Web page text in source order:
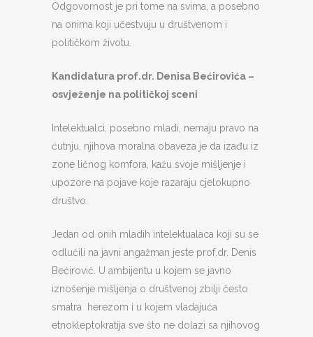
Odgovornost je pri tome na svima, a posebno
na onima koji učestvuju u društvenom i
političkom životu.
Kandidatura prof.dr. Denisa Bećirovića –
osvježenje na političkoj sceni
Intelektualci, posebno mladi, nemaju pravo na
ćutnju, njihova moralna obaveza je da izađu iz
zone ličnog komfora, kažu svoje mišljenje i
upozore na pojave koje razaraju cjelokupno
društvo.
Jedan od onih mladih intelektualaca koji su se
odlučili na javni angažman jeste prof.dr. Denis
Bećirović. U ambijentu u kojem se javno
iznošenje mišljenja o društvenoj zbilji često
smatra herezom i u kojem vladajuća
etnokleptokratija sve što ne dolazi sa njihovog